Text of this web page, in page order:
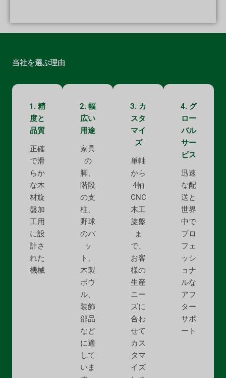
当社を選ぶ理由
1. 精
度と
品質
正確
で滑
らか
な木
材旋
盤加
工用
に設
計さ
れた
機械
2. 幅
広い
用途
家具
の
脚、
階段
の支
柱、
野球
のバ
ッ
ト、
木製
ボウ
ル、
装飾
部品
など
に適
して
いま
3. カ
スタ
マイ
ズ
単軸
から
4軸
CNC
木工
旋盤
ま
で、
お客
様の
生産
ニー
ズに
合わ
せて
カス
タマ
イズ
4. グ
ロー
バル
サー
ビス
迅速
な配
送と
世界
中で
プロ
フェ
ッシ
ョナ
ルな
アフ
ター
サポ
ート